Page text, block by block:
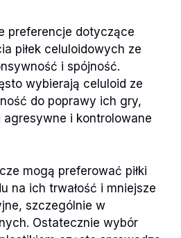
preferencje dotyczące
piłek celuloidowych ze
i spójność.
wybierają celuloid ze
do poprawy ich gry,
i kontrolowane
mogą preferować piłki
na ich trwałość i mniejsze
szczególnie w
Ostatecznie wybór